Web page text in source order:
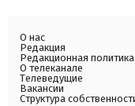
О нас
Редакция
Редакционная политика
О телеканале
Телеведущие
Вакансии
Структура